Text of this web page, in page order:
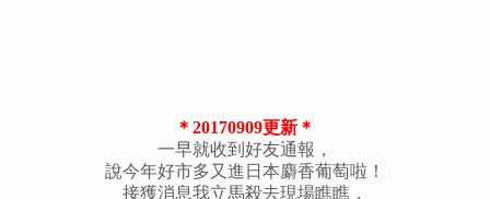
＊20170909更新＊
一早就收到好友通報，
說今年好市多又進日本麝香葡萄啦！
接獲消息我立馬殺去現場瞧瞧，